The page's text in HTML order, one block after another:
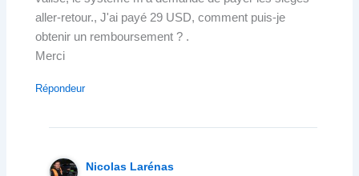
aller-retour., J'ai payé 29 USD, comment puis-je
obtenir un remboursement ? .
Merci
Répondeur
Nicolas Larénas